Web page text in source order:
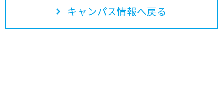
キャンパス情報へ戻る